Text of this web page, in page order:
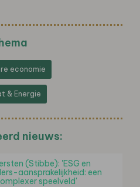
economie
& Energie
nieuws:
(Stibbe): 'ESG en
aansprakelijkheid: een
speelveld'